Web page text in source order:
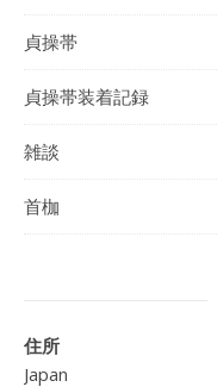
貞操帯
貞操帯装着記録
雑談
首枷
住所
Japan